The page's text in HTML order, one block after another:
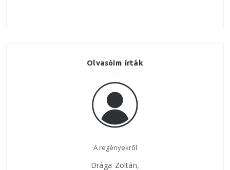
Olvasóim írták
Nagyszerű regény!
Legutóbb, mikor a Vaskaputól és Krassó-Szörényből